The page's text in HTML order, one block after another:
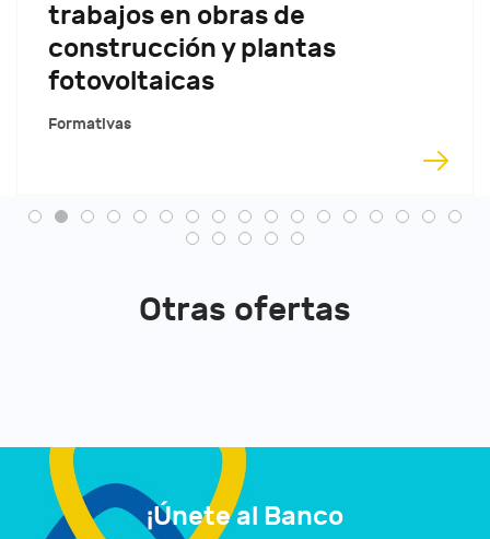
trabajos en obras de
construcción y plantas
fotovoltaicas
Formativas
Otras ofertas
¡Únete al Banco